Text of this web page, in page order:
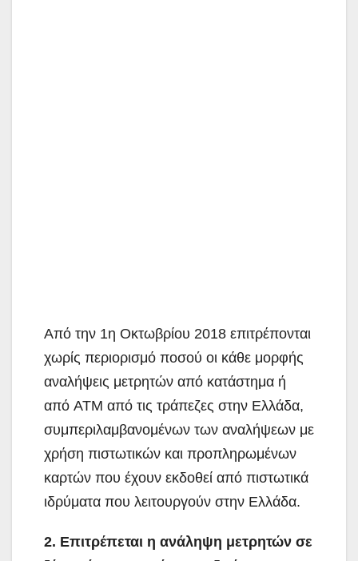
Από την 1η Οκτωβρίου 2018 επιτρέπονται
χωρίς περιορισμό ποσού οι κάθε μορφής
αναλήψεις μετρητών από κατάστημα ή
από ATM από τις τράπεζες στην Ελλάδα,
συμπεριλαμβανομένων των αναλήψεων με
χρήση πιστωτικών και προπληρωμένων
καρτών που έχουν εκδοθεί από πιστωτικά
ιδρύματα που λειτουργούν στην Ελλάδα.
2. Επιτρέπεται η ανάληψη μετρητών σε